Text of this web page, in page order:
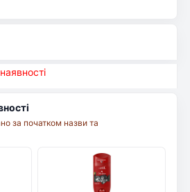
за початком назви та